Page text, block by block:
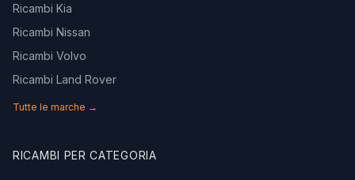
Ricambi Kia
Ricambi Nissan
Ricambi Volvo
Ricambi Land Rover
Tutte le marche →
RICAMBI PER CATEGORIA